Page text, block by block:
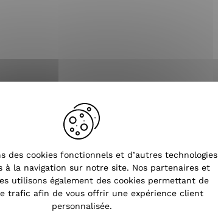
des cookies fonctionnels et d’autres technologies
à la navigation sur notre site. Nos partenaires et
utilisons également des cookies permettant de
trafic afin de vous offrir une expérience client
personnalisée.